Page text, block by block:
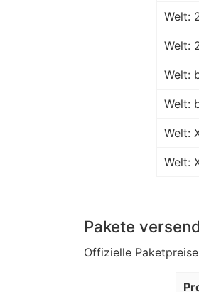
Welt:
Welt:
Welt:
Welt:
Welt:
Welt:
Pakete
Offizielle